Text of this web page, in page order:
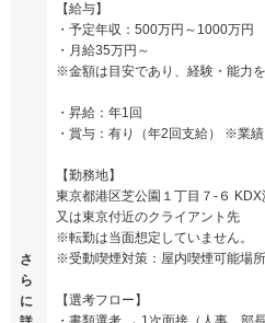
さ
ら
に
【給与】
・予定年収：500万円～1000万円
・月給35万円～
※金額は目安であり、経験・能力を
・昇給：年1回
・賞与：有り（年2回支給） ※業
【勤務地】
東京都港区芝公園１丁目７-６
又は東京付近のクライアント先
※転勤は当面想定していません。
※受動喫煙対策：屋内喫煙可能場
【選考フロー】